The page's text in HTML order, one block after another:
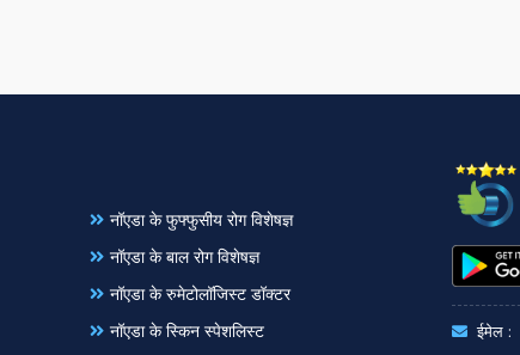
नॉएडा के फुफ्फुसीय रोग विशेषज्ञ
नॉएडा के बाल रोग विशेषज्ञ
नॉएडा के रुमेटोलॉजिस्ट डॉक्टर
नॉएडा के स्किन स्पेशलिस्ट
ईमेल :